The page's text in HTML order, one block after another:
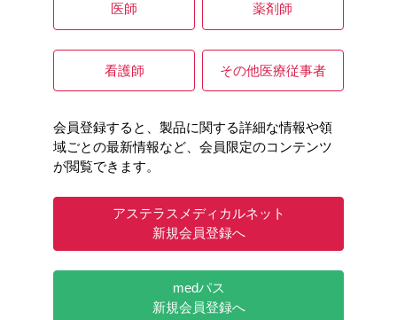
（2025年11月）
※音声オフで再生されますので、ミュート解除し音量を調
医師 薬剤師
看護師 その他医療従事者
会員登録すると、製品に関する詳細な情報や領
域ごとの最新情報など、会員限定のコンテンツ
が閲覧できます。
アステラスメディカルネット
新規会員登録へ
medパス
新規会員登録へ